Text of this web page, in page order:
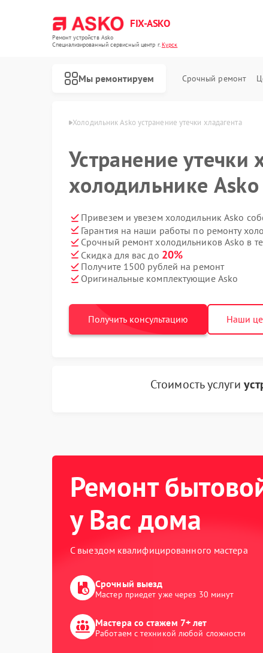
FIX-ASKO
Ремонт устройств Asko
Специализированный cервисный центр г.Курск
Мы ремонтируем Срочный ремонт
Asko в Курске Холодильник Asko устранение утечки хладагента
Устранение утечки
холодильнике
Привезем и увезем холодильник Asko
Гарантия на наши работы по ремонту
Срочный ремонт холодильников Asko в
Скидка для вас до 20%
Получите 1500 рублей на ремонт
Оригинальные комплектующие Asko
Получить консультацию Наши
Стоимость услуги
Ремонт
у Вас дома
С выездом квалифицированного мастера
Срочный выезд
Мастер приедет уже через 30 минут
Мастера со стажем 7+ лет
Работаем с техникой любой сложности